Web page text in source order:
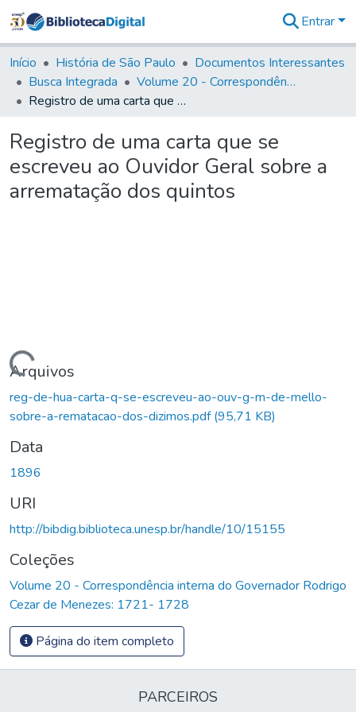
&
Coleções
Tudo na
Biblioteca
Estatísticas
Entrar
Início História de São Paulo
Documentos Interessantes
Busca Integrada
Volume 20 - Correspondência interna do Governador Rodrigo Cezar de Menezes: 1721- 1728
Registro de uma carta que se escreveu ao Ouvidor Geral sobre a arrematação dos quintos
Registro de uma carta que se
escreveu ao Ouvidor Geral sobre a
arrematação dos quintos
Carregando...
Arquivos
reg-de-hua-carta-q-se-escreveu-ao-ouv-g-m-de-mello-
sobre-a-rematacao-dos-dizimos.pdf(95,71 KB)
Data
1896
URI
http://bibdig.biblioteca.unesp.br/handle/10/15155
Coleções
Volume 20 - Correspondência interna do Governador Rodrigo
Cezar de Menezes: 1721- 1728
Página do item completo
PARCEIROS